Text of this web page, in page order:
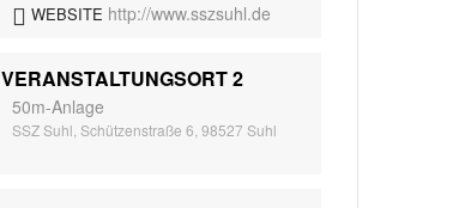
WEBSITE http://www.sszsuhl.de
VERANSTALTUNGSORT 2
50m-Anlage
SSZ Suhl, Schützenstraße 6, 98527 Suhl